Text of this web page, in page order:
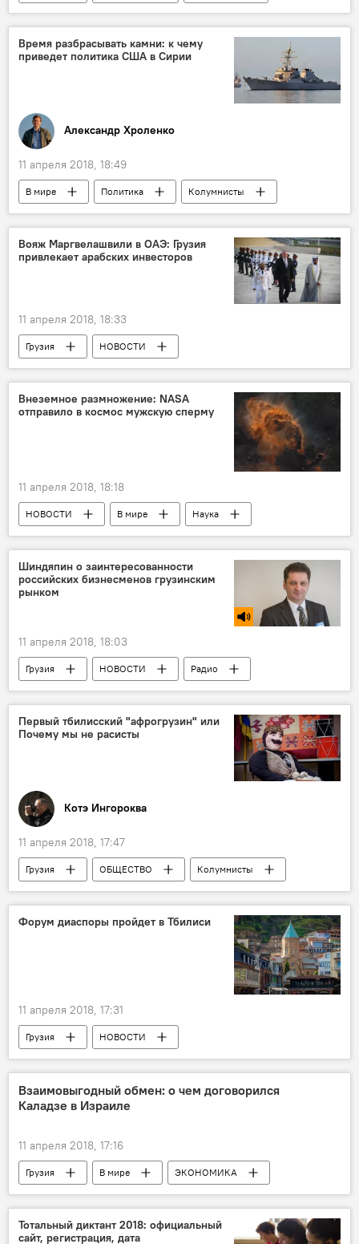
Культурная жизнь Грузии
Лука Окрос
Тбилиси
Время разбрасывать камни: к чему
приведет политика США в Сирии
Александр Хроленко
11 апреля 2018, 18:49
В мире Политика
Колумнисты
АНАЛИТИКА
Конфликты
Ситуация в Сирии
Сирия
США
Дональд Трамп
Конфликт
Вояж Маргвелашвили в ОАЭ: Грузия
привлекает арабских инвесторов
11 апреля 2018, 18:33
Грузия НОВОСТИ
Внеземное размножение: NASA
отправило в космос мужскую сперму
11 апреля 2018, 18:18
НОВОСТИ В мире
Наука
Что происходит в мире
НАСА
Шиндяпин о заинтересованности
российских бизнесменов грузинским
рынком
11 апреля 2018, 18:03
Грузия НОВОСТИ Радио
Первый тбилисский "афрогрузин" или
Почему мы не расисты
Котэ Ингороква
11 апреля 2018, 17:47
Грузия ОБЩЕСТВО
Колумнисты
АНАЛИТИКА
Драка с африканцами в Тбилиси: кто виноват?
Форум диаспоры пройдет в Тбилиси
11 апреля 2018, 17:31
Грузия
НОВОСТИ
Грузинская диаспора
Взаимовыгодный обмен: о чем договорился
Каладзе в Израиле
11 апреля 2018, 17:16
Грузия В мире
ЭКОНОМИКА
Политика
Израиль
Иерусалим
Каха Каладзе
бизнес-форум
Тотальный диктант 2018: официальный
сайт, регистрация, дата